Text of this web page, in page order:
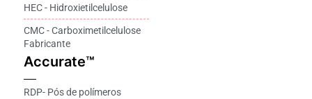
HEC - Hidroxietilcelulose
CMC - Carboximetilcelulose
Fabricante
Accurate™
RDP- Pós de polímeros